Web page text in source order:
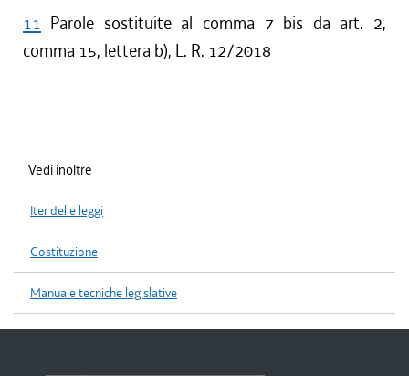
11 Parole sostituite al comma 7 bis da art. 2,
comma 15, lettera b), L. R. 12/2018
Vedi inoltre
Iter delle leggi
Costituzione
Manuale tecniche legislative